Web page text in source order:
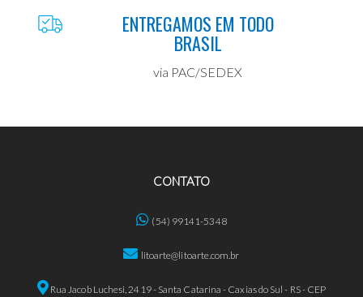
ENTREGAMOS EM TODO
BRASIL
via PAC/SEDEX
CONTATO
(54) 99141-5348
litoarte@litoarte.com.br
Rua Jacob Luchesi, 2419 - Santa Catarina - Caxias do Sul - RS - CEP